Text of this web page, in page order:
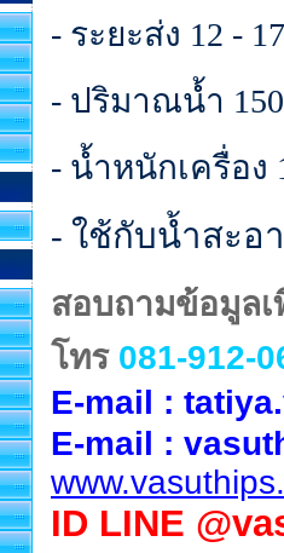
- ระยะส่ง 12 -
- ปริมาณน้ำ
- น้ำหนักเครื่อง
- ใช้กับน้ำสะอ
สอบถามข้อมูลเ
โทร 081-912-
E-mail :
E-mail :
ID LINE